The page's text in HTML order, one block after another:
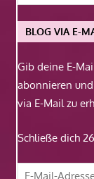
BLOG VIA E-
Gib deine E-
abonnieren
via E-Mail zu
Schließe dich
E-